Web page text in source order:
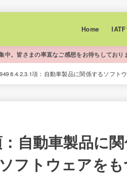
Home
中。皆さまの率直なご感想をお待ちしてお
8.4.2.3.1項：自動車製品に関係するソフト
自動車製品に
フトウェアを